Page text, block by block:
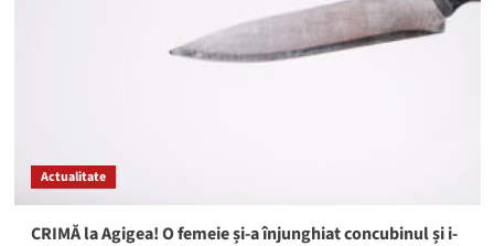
Agigea,
au
Actualitate
CRIMĂ la Agigea! O femeie și-a înjunghiat concubinul și i-